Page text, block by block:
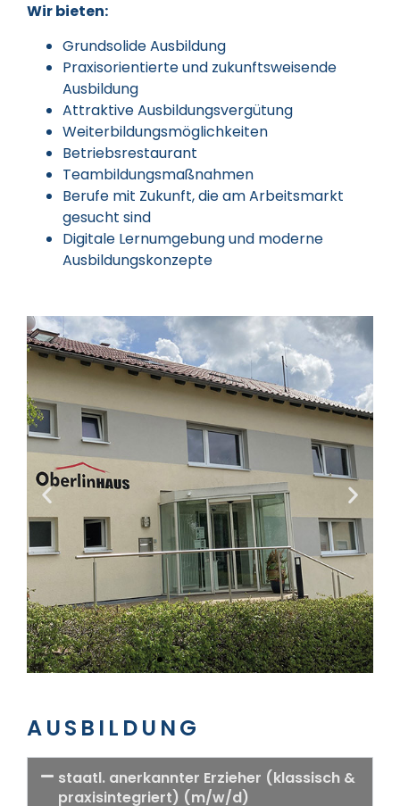
Wir bieten:
Grundsolide Ausbildung
Praxisorientierte und zukunftsweisende
Ausbildung
Attraktive Ausbildungsvergütung
Weiterbildungsmöglichkeiten
Betriebsrestaurant
Teambildungsmaßnahmen
Berufe mit Zukunft, die am Arbeitsmarkt
gesucht sind
Digitale Lernumgebung und moderne
Ausbildungskonzepte
AUSBILDUNG
staatl. anerkannter Erzieher (klassisch &
praxisintegriert) (m/w/d)